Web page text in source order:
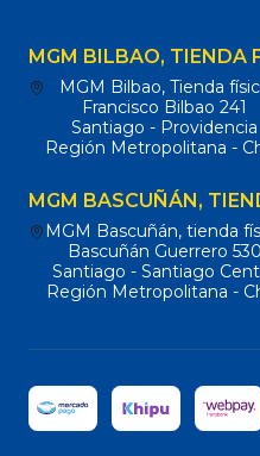
MGM BILBAO, TIENDA
MGM Bilbao, Tienda
Francisco Bilbao 241
Santiago - Providencia
Región Metropolitana -
MGM BASCUÑÁN,
MGM Bascuñán, tienda
Bascuñán Guerrero 530
Santiago - Santiago
Región Metropolitana -